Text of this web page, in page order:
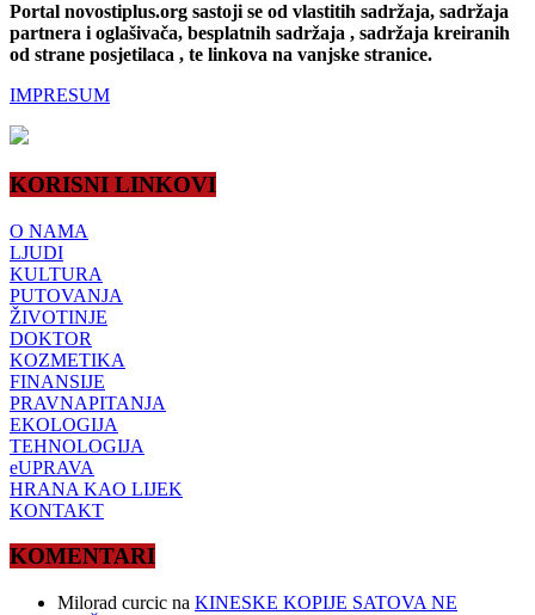
Portal novostiplus.org sastoji se od vlastitih sadržaja, sadržaja
partnera i oglašivača, besplatnih sadržaja , sadržaja kreiranih
od strane posjetilaca , te linkova na vanjske stranice.
IMPRESUM
KORISNI LINKOVI
O NAMA
LJUDI
KULTURA
PUTOVANJA
ŽIVOTINJE
DOKTOR
KOZMETIKA
FINANSIJE
PRAVNAPITANJA
EKOLOGIJA
TEHNOLOGIJA
eUPRAVA
HRANA KAO LIJEK
KONTAKT
KOMENTARI
Milorad curcic na KINESKE KOPIJE SATOVA NE